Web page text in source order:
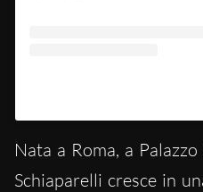
Nata a Roma, a
Schiaparelli cresce in